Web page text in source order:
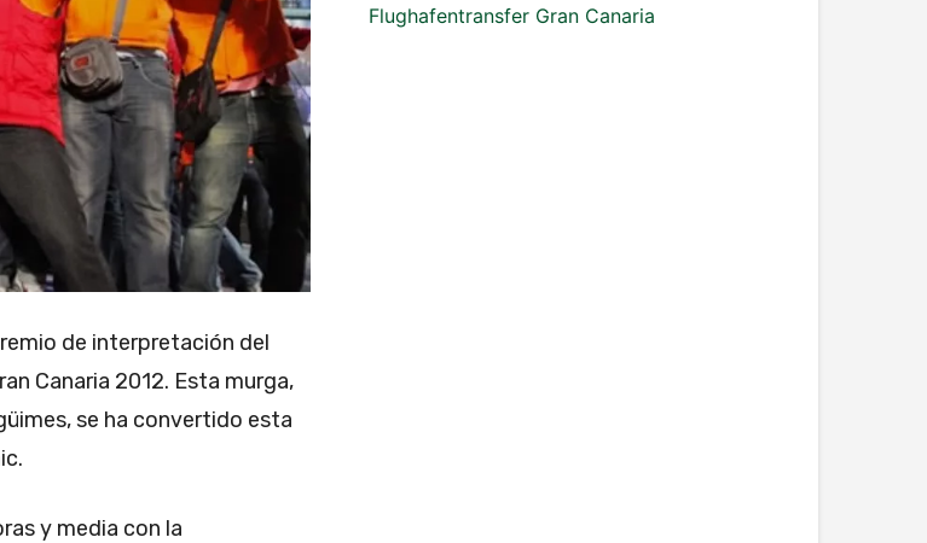
de interpretación del
Canaria 2012. Esta murga,
se ha convertido esta
y media con la
Flughafentransfer Gran Canaria